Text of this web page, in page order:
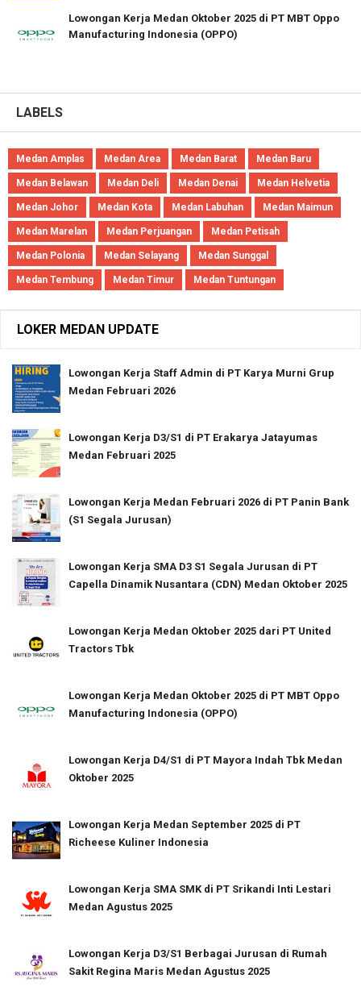
Lowongan Kerja Medan Oktober 2025 di PT MBT Oppo
Manufacturing Indonesia (OPPO)
LABELS
Medan Amplas Medan Area Medan Barat Medan Baru
Medan Belawan Medan Deli Medan Denai Medan Helvetia
Medan Johor Medan Kota Medan Labuhan Medan Maimun
Medan Marelan Medan Perjuangan Medan Petisah
Medan Polonia Medan Selayang Medan Sunggal
Medan Tembung Medan Timur Medan Tuntungan
LOKER MEDAN UPDATE
Lowongan Kerja Staff Admin di PT Karya Murni Grup
Medan Februari 2026
Lowongan Kerja D3/S1 di PT Erakarya Jatayumas
Medan Februari 2025
Lowongan Kerja Medan Februari 2026 di PT Panin Bank
(S1 Segala Jurusan)
Lowongan Kerja SMA D3 S1 Segala Jurusan di PT
Capella Dinamik Nusantara (CDN) Medan Oktober 2025
Lowongan Kerja Medan Oktober 2025 dari PT United
Tractors Tbk
Lowongan Kerja Medan Oktober 2025 di PT MBT Oppo
Manufacturing Indonesia (OPPO)
Lowongan Kerja D4/S1 di PT Mayora Indah Tbk Medan
Oktober 2025
Lowongan Kerja Medan September 2025 di PT
Richeese Kuliner Indonesia
Lowongan Kerja SMA SMK di PT Srikandi Inti Lestari
Medan Agustus 2025
Lowongan Kerja D3/S1 Berbagai Jurusan di Rumah
Sakit Regina Maris Medan Agustus 2025